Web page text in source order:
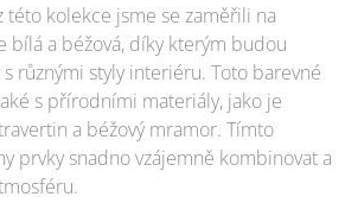
kolekce jsme se zaměřili na
bílá a béžová, díky kterým budou
různými styly interiéru. Toto barevné
s přírodními materiály, jako je
a béžový mramor. Tímto
prvky snadno vzájemně kombinovat a